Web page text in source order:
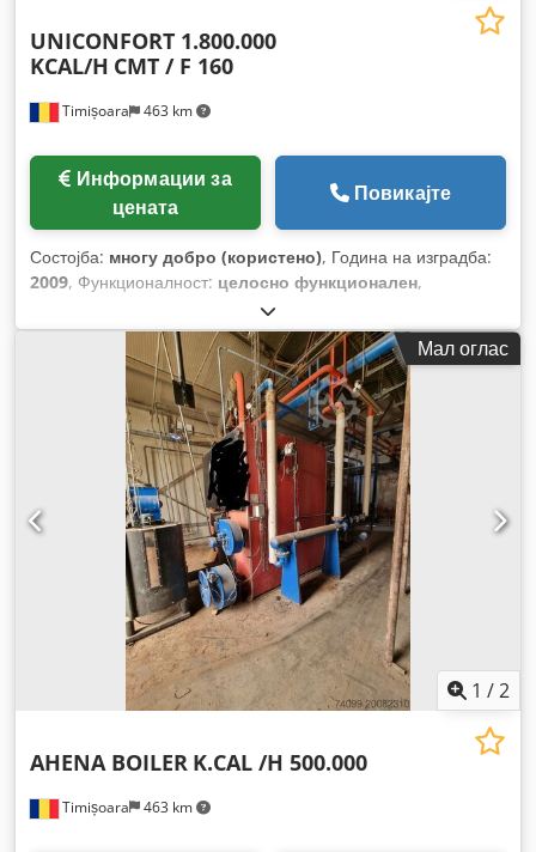
Timișoara 463 km
UNICONFORT 1.800.000
KCAL/H CMT / F 160
цената
Повикајте
Состојба: многу добро (користено), Година на изградба:
2009, Функционалност: целосно функционален,
Мал оглас
1 /2
Timișoara 463 km
AHENA BOILER K.CAL /H 500.000